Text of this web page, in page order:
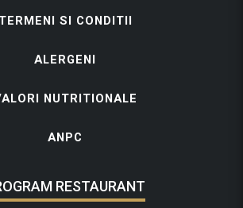
TERMENI SI CONDITII
ALERGENI
NUTRITIONALE
ANPC
RESTAURANT